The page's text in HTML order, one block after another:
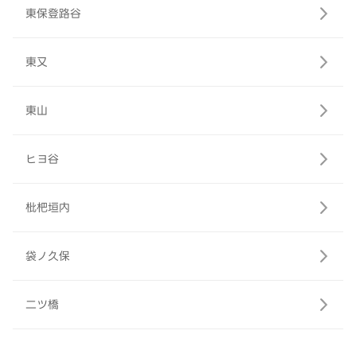
東保登路谷
東又
東山
ヒヨ谷
枇杷垣内
袋ノ久保
二ツ橋